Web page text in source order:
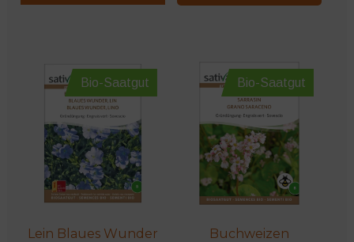
Bio-Saatgut
Lein Blaues Wunder
Bio-Saatgut
Buchweizen